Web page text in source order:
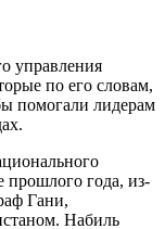
управления
по его словам,
помогали лидерам
прошлого года, из-
Гани,
Набиль